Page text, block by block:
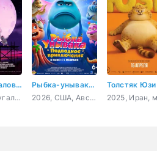
Добро пожаловать в Декорадо
2025, Португалия, Испания, мультфильм, ужасы, фэнтези, комедия
Рыбка-унывака. Подводное приключение
2026, США, Австралия, мультфильм, фэнтези, комедия, приключения, семейный
Толстяк Юзи